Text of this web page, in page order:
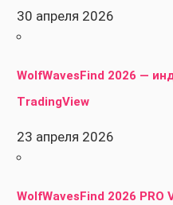
30 апреля 2026
WolfWavesFind 2026 —
TradingView
23 апреля 2026
WolfWavesFind 2026